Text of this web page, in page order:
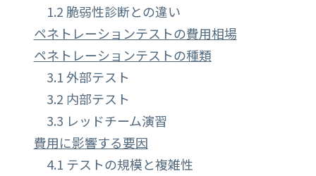
1.2 脆弱性診断との違い
ペネトレーションテストの費用相場
ペネトレーションテストの種類
3.1 外部テスト
3.2 内部テスト
3.3 レッドチーム演習
費用に影響する要因
4.1 テストの規模と複雑性